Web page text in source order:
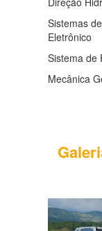
Sistemas
Eletrônico
Sistema de
Mecânica